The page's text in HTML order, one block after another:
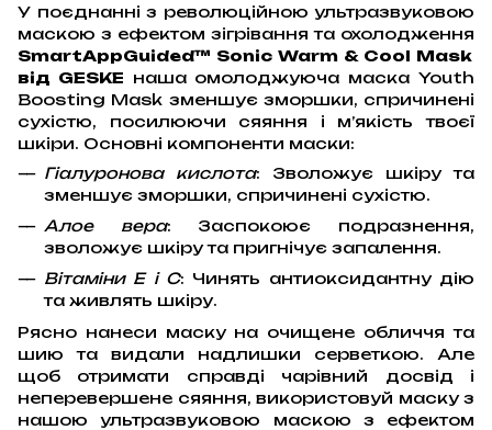
У поєднанні з революційною ультразвуковою
маскою з ефектом зігрівання та охолодження
SmartAppGuided™ Sonic Warm & Cool Mask
від GESKE наша омолоджуюча маска Youth
Boosting Mask зменшує зморшки, спричинені
сухістю, посилюючи сяяння і м’якість твоєї
шкіри. Основні компоненти маски:
Гіалуронова кислота: Зволожує шкіру та
зменшує зморшки, спричинені сухістю.
Алое вера: Заспокоює подразнення,
зволожує шкіру та пригнічує запалення.
Вітаміни Е і С: Чинять антиоксидантну дію
та живлять шкіру.
Рясно нанеси маску на очищене обличчя та
шию та видали надлишки серветкою. Але
щоб отримати справді чарівний досвід і
неперевершене сяяння, використовуй маску з
нашою ультразвуковою маскою з ефектом